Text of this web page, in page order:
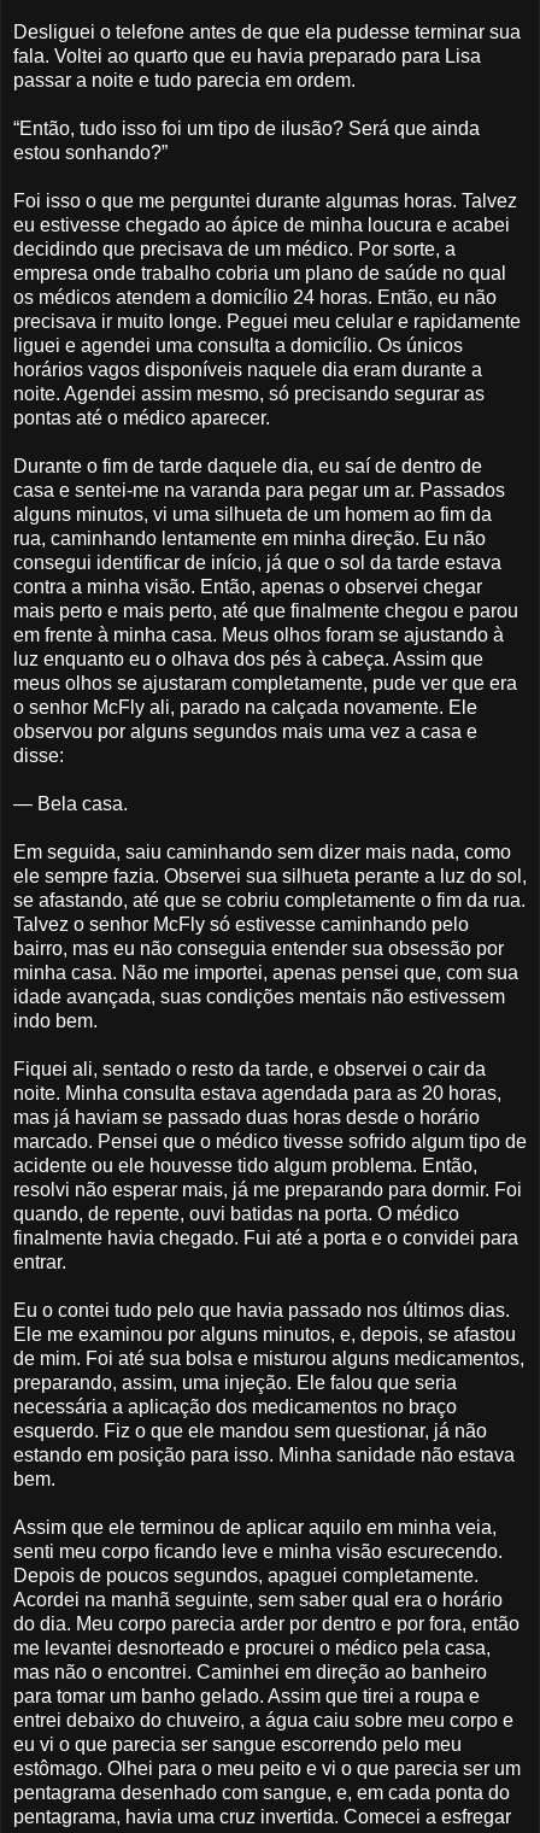
Desliguei o telefone antes de que ela pudesse terminar sua
fala. Voltei ao quarto que eu havia preparado para Lisa
passar a noite e tudo parecia em ordem.
“Então, tudo isso foi um tipo de ilusão? Será que ainda
estou sonhando?”
Foi isso o que me perguntei durante algumas horas. Talvez
eu estivesse chegado ao ápice de minha loucura e acabei
decidindo que precisava de um médico. Por sorte, a
empresa onde trabalho cobria um plano de saúde no qual
os médicos atendem a domicílio 24 horas. Então, eu não
precisava ir muito longe. Peguei meu celular e rapidamente
liguei e agendei uma consulta a domicílio. Os únicos
horários vagos disponíveis naquele dia eram durante a
noite. Agendei assim mesmo, só precisando segurar as
pontas até o médico aparecer.
Durante o fim de tarde daquele dia, eu saí de dentro de
casa e sentei-me na varanda para pegar um ar. Passados
alguns minutos, vi uma silhueta de um homem ao fim da
rua, caminhando lentamente em minha direção. Eu não
consegui identificar de início, já que o sol da tarde estava
contra a minha visão. Então, apenas o observei chegar
mais perto e mais perto, até que finalmente chegou e parou
em frente à minha casa. Meus olhos foram se ajustando à
luz enquanto eu o olhava dos pés à cabeça. Assim que
meus olhos se ajustaram completamente, pude ver que era
o senhor McFly ali, parado na calçada novamente. Ele
observou por alguns segundos mais uma vez a casa e
disse:
— Bela casa.
Em seguida, saiu caminhando sem dizer mais nada, como
ele sempre fazia. Observei sua silhueta perante a luz do sol,
se afastando, até que se cobriu completamente o fim da rua.
Talvez o senhor McFly só estivesse caminhando pelo
bairro, mas eu não conseguia entender sua obsessão por
minha casa. Não me importei, apenas pensei que, com sua
idade avançada, suas condições mentais não estivessem
indo bem.
Fiquei ali, sentado o resto da tarde, e observei o cair da
noite. Minha consulta estava agendada para as 20 horas,
mas já haviam se passado duas horas desde o horário
marcado. Pensei que o médico tivesse sofrido algum tipo de
acidente ou ele houvesse tido algum problema. Então,
resolvi não esperar mais, já me preparando para dormir. Foi
quando, de repente, ouvi batidas na porta. O médico
finalmente havia chegado. Fui até a porta e o convidei para
entrar.
Eu o contei tudo pelo que havia passado nos últimos dias.
Ele me examinou por alguns minutos, e, depois, se afastou
de mim. Foi até sua bolsa e misturou alguns medicamentos,
preparando, assim, uma injeção. Ele falou que seria
necessária a aplicação dos medicamentos no braço
esquerdo. Fiz o que ele mandou sem questionar, já não
estando em posição para isso. Minha sanidade não estava
bem.
Assim que ele terminou de aplicar aquilo em minha veia,
senti meu corpo ficando leve e minha visão escurecendo.
Depois de poucos segundos, apaguei completamente.
Acordei na manhã seguinte, sem saber qual era o horário
do dia. Meu corpo parecia arder por dentro e por fora, então
me levantei desnorteado e procurei o médico pela casa,
mas não o encontrei. Caminhei em direção ao banheiro
para tomar um banho gelado. Assim que tirei a roupa e
entrei debaixo do chuveiro, a água caiu sobre meu corpo e
eu vi o que parecia ser sangue escorrendo pelo meu
estômago. Olhei para o meu peito e vi o que parecia ser um
pentagrama desenhado com sangue, e, em cada ponta do
pentagrama, havia uma cruz invertida. Comecei a esfregar